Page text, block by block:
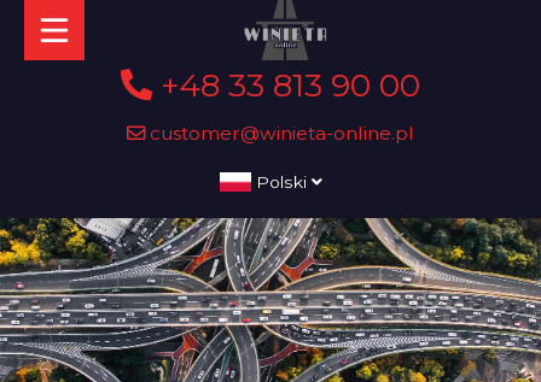
+48 33 813 90 00
customer@winieta-online.pl
Polski